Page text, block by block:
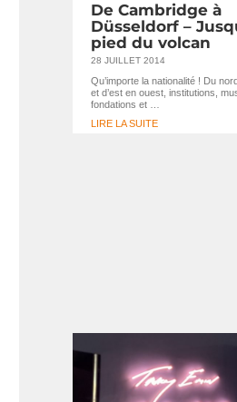
De Cambridge à
Düsseldorf –
pied du volcan
28 JUILLET 2014
Qu’importe la nationalité ! Du
et d’est en ouest, institutions,
fondations et …
LIRE LA SUITE